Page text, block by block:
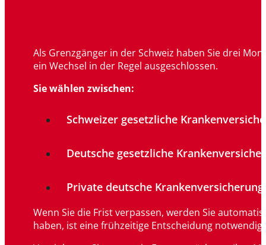
Als Grenzgänger in der Schweiz haben Sie drei
ein Wechsel in der Regel ausgeschlossen.
Sie wählen zwischen:
Schweizer gesetzliche
Deutsche gesetzliche
Private deutsche Krankenversicherung
Wenn Sie die Frist verpassen, werden Sie
haben, ist eine frühzeitige Entscheidung notwendig.